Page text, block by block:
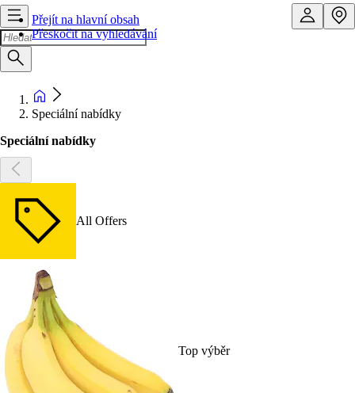
Přejít na hlavní obsah
Přeskočit na vyhledávání
Speciální nabídky
Speciální nabídky
All Offers
Top výběr